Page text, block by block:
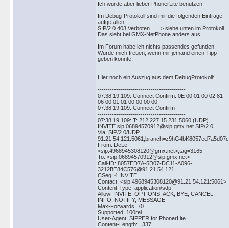
Ich würde aber lieber PhonerLite benutzen.
Im Debug-Protokoll sind mir die folgenden Einträge
aufgefallen:
SIP/2.0 403 Verboten ==> siehe unten im Protokoll
Das sieht bei GMX-NetPhone anders aus.
Im Forum habe ich nichts passendes gefunden.
Würde mich freuen, wenn mir jemand einen Tipp
geben könnte.
Hier noch ein Auszug aus dem DebugProtokoll:
-------------------------------------------
07:38:19,109: Connect Confirm: 0E 00 01 00 02 81
06 00 01 01 00 00 00 00
07:38:19,109: Connect Confirm
-------------------------------------------
07:38:19,109: T: 212.227.15.231:5060 (UDP)
INVITE sip:06894570912@sip.gmx.net SIP/2.0
Via: SIP/2.0/UDP
From: DeLe
<sip:4968945308120@gmx.net>;tag=3165
To: <sip:06894570912@sip.gmx.net>
Call-ID: 8057ED7A-5D07-DC11-A096-
3212BE84C576@91.21.54.121
CSeq: 4 INVITE
Contact: <sip:4968945308120@91.21.54.121:5061>
Content-Type: application/sdp
Allow: INVITE, OPTIONS, ACK, BYE, CANCEL,
INFO, NOTIFY, MESSAGE
Max-Forwards: 70
Supported: 100rel
User-Agent: SIPPER for PhonerLite
Content-Length: 337